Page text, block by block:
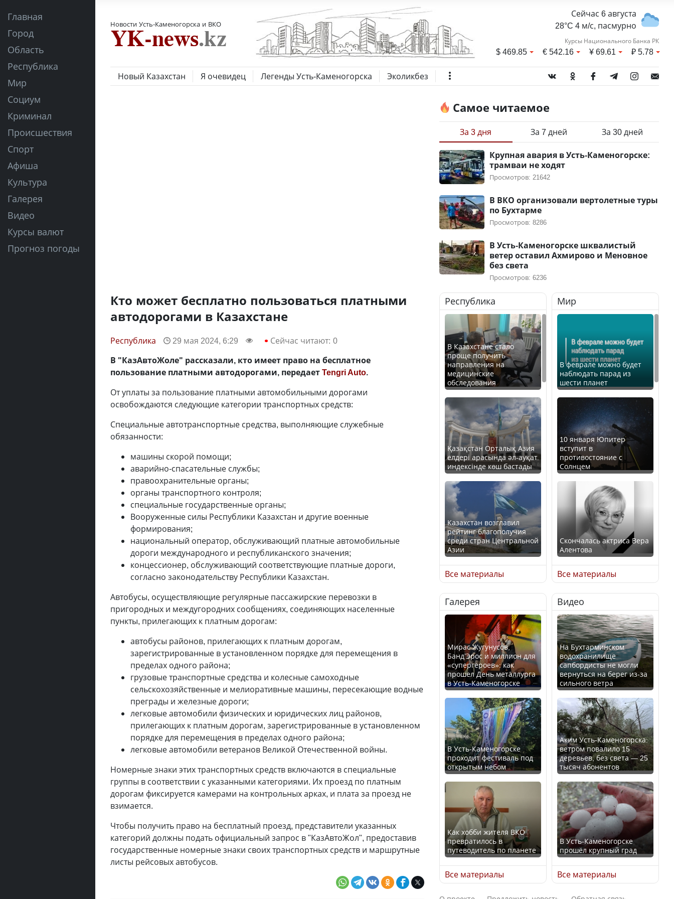
Главная
Город
Область
Республика
Мир
Социум
Криминал
Происшествия
Спорт
Афиша
Культура
Галерея
Видео
Курсы валют
Прогноз погоды
Новости Усть-Каменогорска и ВКО
Сейчас 6 августа
28°C 4 м/с, пасмурно
Курсы Национального Банка РК
$469.85 €542.16 ¥69.61 ₽5.78
Новый Казахстан Я очевидец Легенды Усть-Каменогорска Эколикбез
Кто может бесплатно пользоваться платными
автодорогами в Казахстане
Республика 29 мая 2024, 6:29 Сейчас читают: 0
В "КазАвтоЖоле" рассказали, кто имеет право на бесплатное
пользование платными автодорогами, передаетTengri Auto.
От уплаты за пользование платными автомобильными дорогами
освобождаются следующие категории транспортных средств:
Специальные автотранспортные средства, выполняющие служебные
обязанности:
машины скорой помощи;
аварийно-спасательные службы;
правоохранительные органы;
органы транспортного контроля;
специальные государственные органы;
Вооруженные cилы Республики Казахстан и другие военные
формирования;
национальный оператор, обслуживающий платные автомобильные
дороги международного и республиканского значения;
концессионер, обслуживающий соответствующие платные дороги,
согласно законодательству Республики Казахстан.
Автобусы, осуществляющие регулярные пассажирские перевозки в
пригородных и междугородних сообщениях, соединяющих населенные
пункты, прилегающих к платным дорогам:
автобусы районов, прилегающих к платным дорогам,
зарегистрированные в установленном порядке для перемещения в
пределах одного района;
грузовые транспортные средства и колесные самоходные
сельскохозяйственные и мелиоративные машины, пересекающие водные
преграды и железные дороги;
легковые автомобили физических и юридических лиц районов,
прилегающих к платным дорогам, зарегистрированные в установленном
порядке для перемещения в пределах одного района;
легковые автомобили ветеранов Великой Отечественной войны.
Номерные знаки этих транспортных средств включаются в специальные
группы в соответствии с указанными категориями. Их проезд по платным
дорогам фиксируется камерами на контрольных арках, и плата за проезд не
взимается.
Чтобы получить право на бесплатный проезд, представители указанных
категорий должны подать официальный запрос в "КазАвтоЖол", предоставив
государственные номерные знаки своих транспортных средств и маршрутные
листы рейсовых автобусов.
Самое читаемое
За 3 дня За 7 дней За 30 дней
Крупная авария в Усть-Каменогорске:
трамваи не ходят
Просмотров: 21642
В ВКО организовали вертолетные туры
по Бухтарме
Просмотров: 8286
В Усть-Каменогорске шквалистый
ветер оставил Ахмирово и Меновное
без света
Просмотров: 6236
Республика
В Казахстане стало
проще получить
направления на
медицинские
обследования
Қазақстан Орталық Азия
елдері арасында әл-ауқат
индексінде көш бастады
Казахстан возглавил
рейтинг благополучия
среди стран Центральной
Азии
Будут ли представлены
интересы регионов в
Курултае?
Ең төменгі жалақы,
алимент, экология: жеті
партия сайлаушылармен
нені талқылап жатыр?
Минимальная зарплата,
алименты, экология — о
чем говорят с
избирателями
представители партий
Министр рассказал, из
чего делают колбасу в
Казахстане
Все материалы
Мир
В феврале можно будет
наблюдать парад из
шести планет
10 января Юпитер
вступит в
противостояние с
Солнцем
Скончалась актриса Вера
Алентова
В РФ вынесен заочный
приговор по уголовному
делу об убийстве Игоря
Талькова
В России введены
дополнительные
ограничения для
казахстанских прав
Трамп официально
вступил в должность
президента США
Луну признали объектом
культурного наследия,
находящегося под
угрозой исчезновения
Все материалы
Галерея
Мирас Жугунусов,
Банд’Эрос и миллион для
«супергероев»: как
прошел День металлурга
в Усть-Каменогорске
В Усть-Каменогорске
проходит фестиваль под
открытым небом
Как хобби жителя ВКО
превратилось в
путеводитель по планете
Все материалы
Видео
На Бухтарминском
водохранилище
сапбордисты не могли
вернуться на берег из-за
сильного ветра
Аким Усть-Каменогорска:
ветром повалило 15
деревьев, без света — 25
тысяч абонентов
В Усть-Каменогорске
прошёл крупный град
Все материалы